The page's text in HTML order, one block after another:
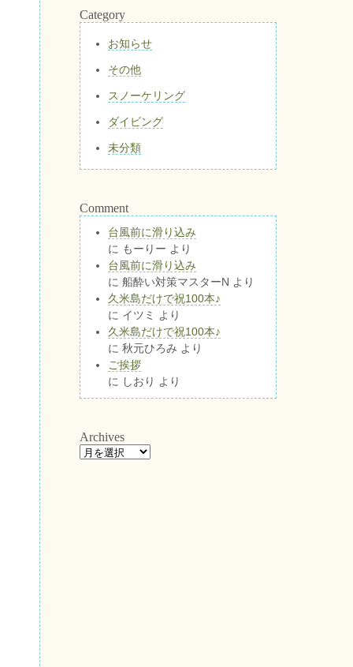
Category
お知らせ
その他
スノーケリング
ダイビング
未分類
Comment
台風前に滑り込み
に もーりー より
台風前に滑り込み
に 船酔い対策マスターN より
久米島だけで祝100本♪
に イツミ
より
久米島だけで祝100本♪
に 秋元ひろみ より
ご挨拶
に しおり より
Archives